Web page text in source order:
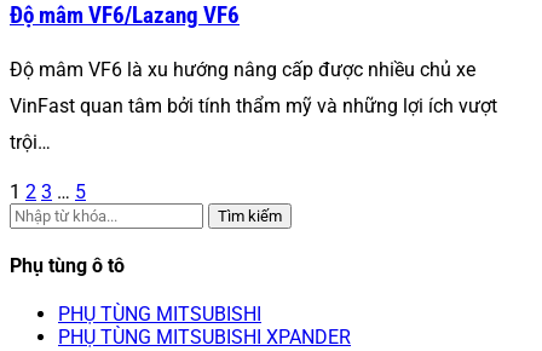
Độ mâm VF6/Lazang VF6
Độ mâm VF6 là xu hướng nâng cấp được nhiều chủ xe
VinFast quan tâm bởi tính thẩm mỹ và những lợi ích vượt
trội…
1 2 3 … 5
Tìm kiếm
Phụ tùng ô tô
PHỤ TÙNG MITSUBISHI
PHỤ TÙNG MITSUBISHI XPANDER